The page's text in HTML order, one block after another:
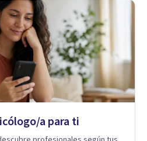
a para ti